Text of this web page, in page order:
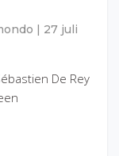
27 juli
De Rey